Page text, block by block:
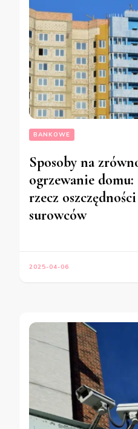
BANKOWE
Sposoby na
ogrzewanie
rzecz
surowców
2025-04-06